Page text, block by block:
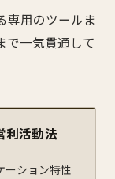
専用のツールま
で一気貫通して
活動法
ーション特性